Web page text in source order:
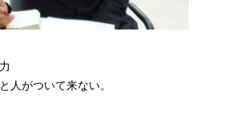
人がついて来ない。